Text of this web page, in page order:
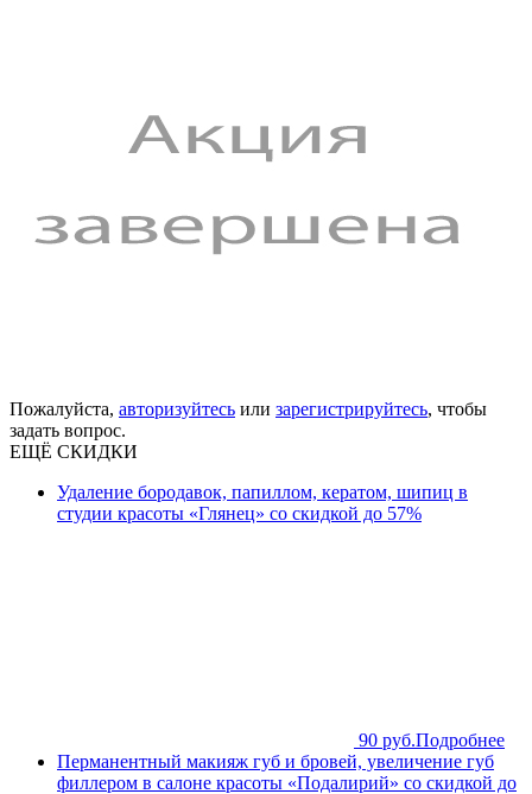
Пожалуйста, авторизуйтесь или зарегистрируйтесь, чтобы
задать вопрос.
ЕЩЁ СКИДКИ
Удаление бородавок, папиллом, кератом, шипиц в
студии красоты «Глянец» со скидкой до 57%
90 руб.Подробнее
Перманентный макияж губ и бровей, увеличение губ
филлером в салоне красоты «Подалирий» со скидкой до